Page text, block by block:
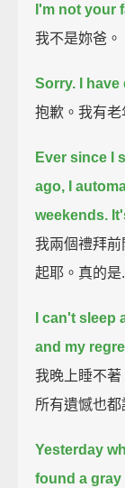
I'm not your
我不是妳爸。
Sorry.
I
抱歉。我有老
Ever since I
ago,
I
weekends.
我兩個禮拜
起耶。真的
I can't
and my
我晚上睡不
所有遺憾也都
Yesterday
found a gray